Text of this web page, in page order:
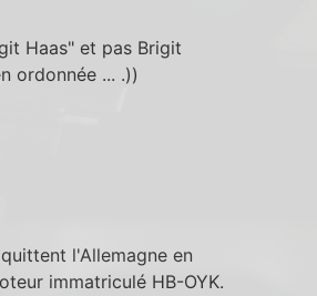
Haas" et pas Brigit
ordonnée ... .))
l'Allemagne en
immatriculé HB-OYK.